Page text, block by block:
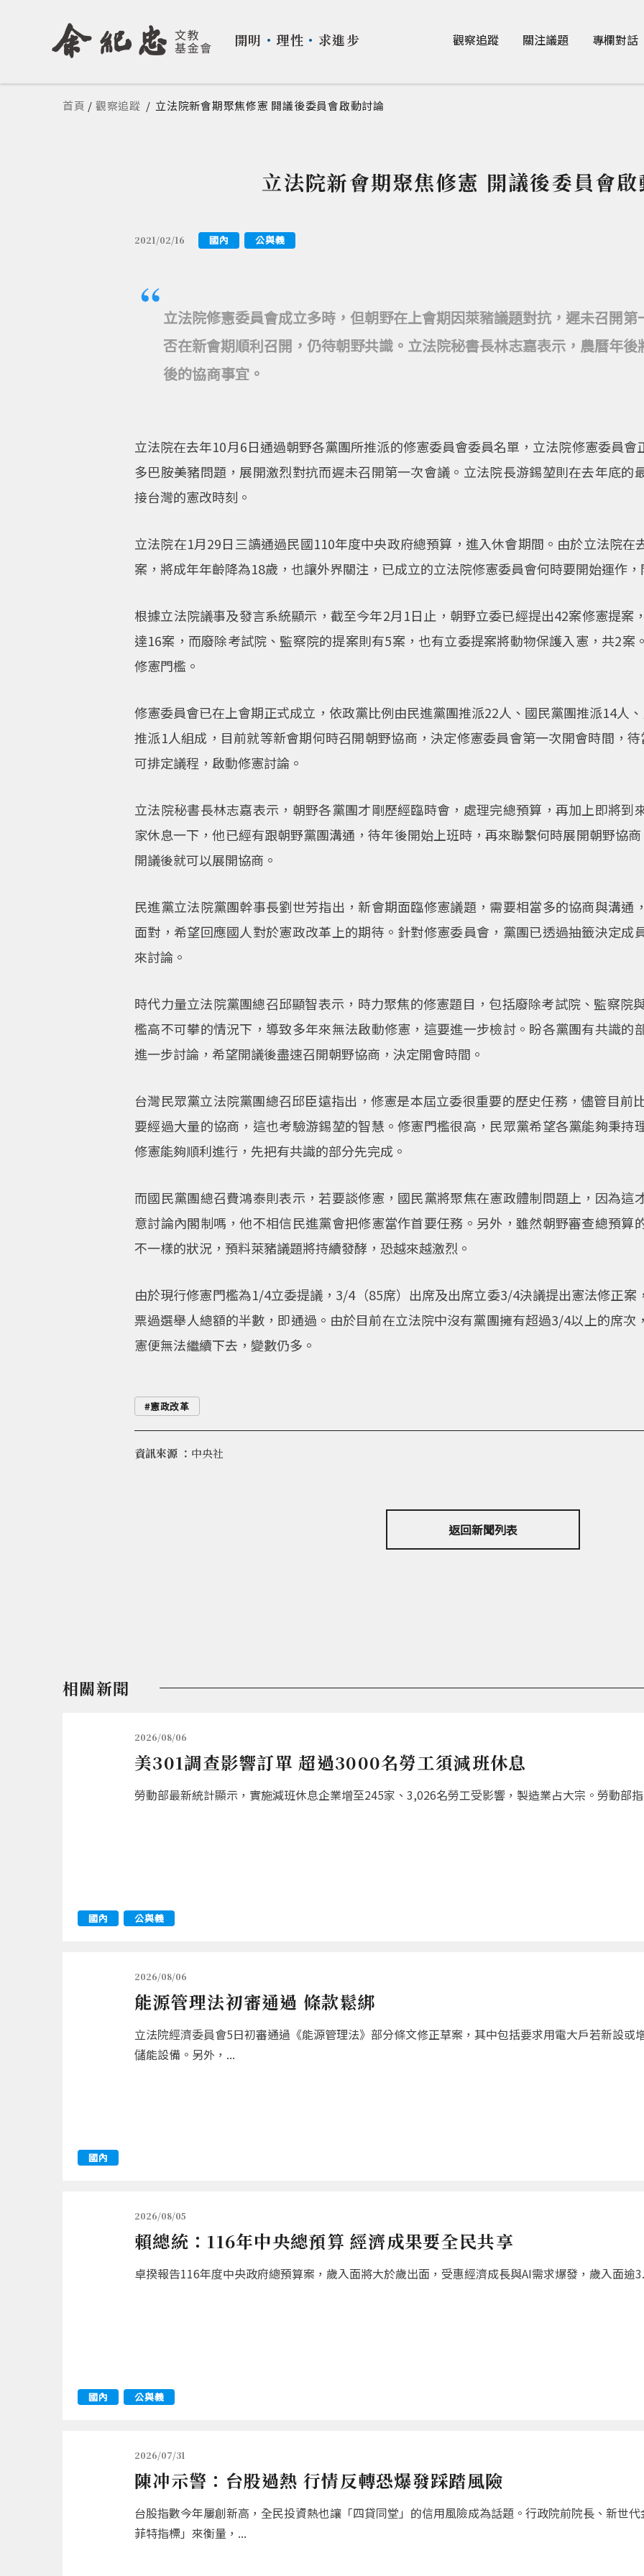
開明 ・ 理性 ・ 求進步 觀察追蹤 關注議題 專欄對話
您在這裡
首頁 / 觀察追蹤 / 立法院新會期聚焦修憲 開議後委員會啟動討論
立法院新會期聚焦修憲 開議後委員會
2021/02/16 國內 公與義
立法院修憲委員會成立多時，但朝野在上會期因萊豬議題對抗，遲未召開
否在新會期順利召開，仍待朝野共識。立法院秘書長林志嘉表示，農曆年
後的協商事宜。
立法院在去年10月6日通過朝野各黨團所推派的修憲委員會委員名單，立法院修憲委員
多巴胺美豬問題，展開激烈對抗而遲未召開第一次會議。立法院長游錫堃則在去年底的
接台灣的憲改時刻。
立法院在1月29日三讀通過民國110年度中央政府總預算，進入休會期間。由於立法院在
案，將成年年齡降為18歲，也讓外界關注，已成立的立法院修憲委員會何時要開始運作
根據立法院議事及發言系統顯示，截至今年2月1日止，朝野立委已經提出42案修憲提案
達16案，而廢除考試院、監察院的提案則有5案，也有立委提案將動物保護入憲，共2案
修憲門檻。
修憲委員會已在上會期正式成立，依政黨比例由民進黨團推派22人、國民黨團推派14人
推派1人組成，目前就等新會期何時召開朝野協商，決定修憲委員會第一次開會時間，
可排定議程，啟動修憲討論。
立法院秘書長林志嘉表示，朝野各黨團才剛歷經臨時會，處理完總預算，再加上即將到
家休息一下，他已經有跟朝野黨團溝通，待年後開始上班時，再來聯繫何時展開朝野協
開議後就可以展開協商。
民進黨立法院黨團幹事長劉世芳指出，新會期面臨修憲議題，需要相當多的協商與溝通
面對，希望回應國人對於憲政改革上的期待。針對修憲委員會，黨團已透過抽籤決定成
來討論。
時代力量立法院黨團總召邱顯智表示，時力聚焦的修憲題目，包括廢除考試院、監察院
檻高不可攀的情況下，導致多年來無法啟動修憲，這要進一步檢討。盼各黨團有共識的
進一步討論，希望開議後盡速召開朝野協商，決定開會時間。
台灣民眾黨立法院黨團總召邱臣遠指出，修憲是本屆立委很重要的歷史任務，儘管目前
要經過大量的協商，這也考驗游錫堃的智慧。修憲門檻很高，民眾黨希望各黨能夠秉持
修憲能夠順利進行，先把有共識的部分先完成。
而國民黨團總召費鴻泰則表示，若要談修憲，國民黨將聚焦在憲政體制問題上，因為這
意討論內閣制嗎，他不相信民進黨會把修憲當作首要任務。另外，雖然朝野審查總預算
不一樣的狀況，預料萊豬議題將持續發酵，恐越來越激烈。
由於現行修憲門檻為1/4立委提議，3/4（85席）出席及出席立委3/4決議提出憲法修正案
票過選舉人總額的半數，即通過。由於目前在立法院中沒有黨團擁有超過3/4以上的席次
憲便無法繼續下去，變數仍多。
憲政改革
資訊來源 ： 中央社
返回新聞列表
相關新聞
2026/08/06
美301調查影響訂單 超過3000名勞工須減班休息
勞動部最新統計顯示，實施減班休息企業增至245家、3,026名勞工受影響，製造業占大宗。勞動部
國內 公與義
2026/08/06
能源管理法初審通過 條款鬆綁
立法院經濟委員會5日初審通過《能源管理法》部分條文修正草案，其中包括要求用電大戶若新設或
儲能設備。另外，...
國內
2026/08/05
賴總統：116年中央總預算 經濟成果要全民共享
卓揆報告116年度中央政府總預算案，歲入面將大於歲出面，受惠經濟成長與AI需求爆發，歲入面逾
國內 公與義
2026/07/31
陳冲示警：台股過熱 行情反轉恐爆發踩踏風險
台股指數今年屢創新高，全民投資熱也讓「四貸同堂」的信用風險成為話題。行政院前院長、新世
菲特指標」來衡量，...